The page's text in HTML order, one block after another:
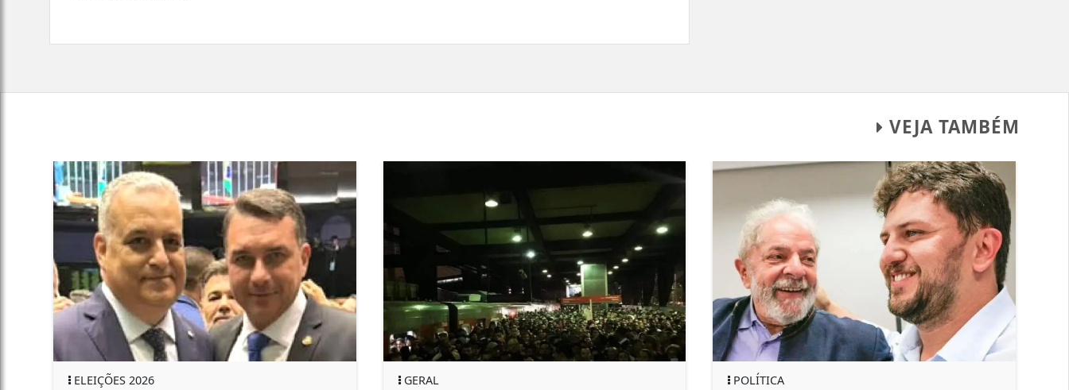
VEJA TAMBÉM
ELEIÇÕES 2026 GERAL POLÍTICA